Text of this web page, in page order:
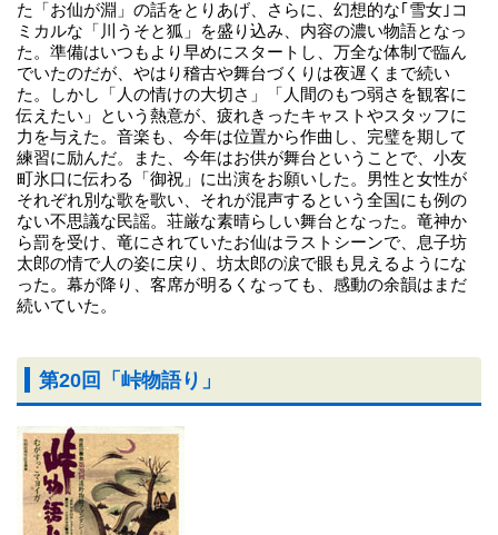
た「お仙が淵」の話をとりあげ、さらに、幻想的な｢雪女｣コ
ミカルな「川うそと狐」を盛り込み、内容の濃い物語となっ
た。準備はいつもより早めにスタートし、万全な体制で臨ん
でいたのだが、やはり稽古や舞台づくりは夜遅くまで続い
た。しかし「人の情けの大切さ」「人間のもつ弱さを観客に
伝えたい」という熱意が、疲れきったキャストやスタッフに
力を与えた。音楽も、今年は位置から作曲し、完璧を期して
練習に励んだ。また、今年はお供が舞台ということで、小友
町氷口に伝わる「御祝」に出演をお願いした。男性と女性が
それぞれ別な歌を歌い、それが混声するという全国にも例の
ない不思議な民謡。荘厳な素晴らしい舞台となった。竜神か
ら罰を受け、竜にされていたお仙はラストシーンで、息子坊
太郎の情で人の姿に戻り、坊太郎の涙で眼も見えるようにな
った。幕が降り、客席が明るくなっても、感動の余韻はまだ
続いていた。
第20回「峠物語り」